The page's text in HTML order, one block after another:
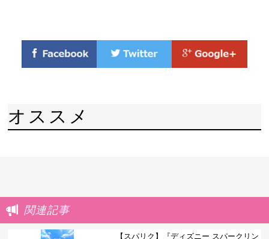
オススメ
関連記事
【スパリク】『ディズニー スパークリン